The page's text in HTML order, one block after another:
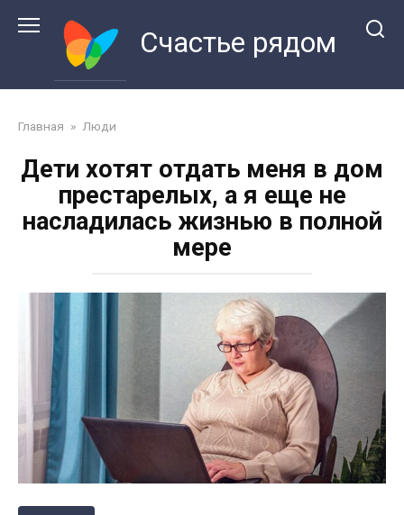
Счастье рядом
Главная » Люди
Дети хотят отдaть меня в дом
престарелых, а я еще не
насладилась жизнью в полной
мере